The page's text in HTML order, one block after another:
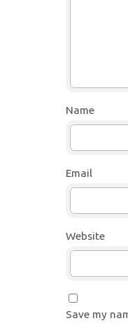
Name
Email
Website
Save my